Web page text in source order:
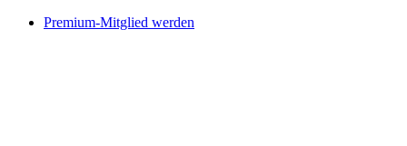
Premium-Mitglied werden